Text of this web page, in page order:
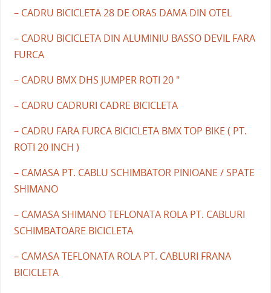
– CADRU BICICLETA 28 DE ORAS DAMA DIN OTEL
– CADRU BICICLETA DIN ALUMINIU BASSO DEVIL FARA
FURCA
– CADRU BMX DHS JUMPER ROTI 20 "
– CADRU CADRURI CADRE BICICLETA
– CADRU FARA FURCA BICICLETA BMX TOP BIKE ( PT.
ROTI 20 INCH )
– CAMASA PT. CABLU SCHIMBATOR PINIOANE / SPATE
SHIMANO
– CAMASA SHIMANO TEFLONATA ROLA PT. CABLURI
SCHIMBATOARE BICICLETA
– CAMASA TEFLONATA ROLA PT. CABLURI FRANA
BICICLETA